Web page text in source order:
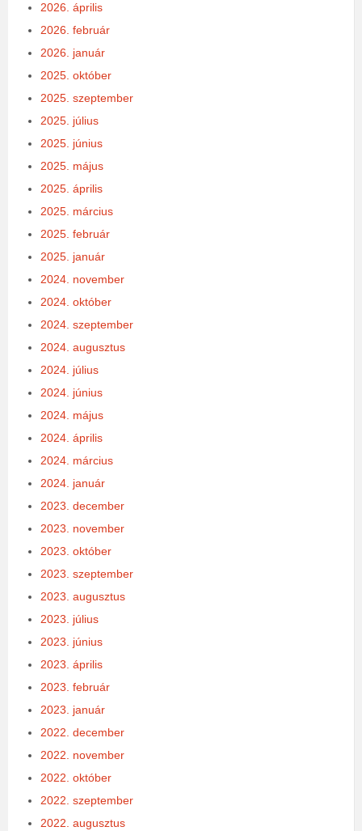
2026. április
2026. február
2026. január
2025. október
2025. szeptember
2025. július
2025. június
2025. május
2025. április
2025. március
2025. február
2025. január
2024. november
2024. október
2024. szeptember
2024. augusztus
2024. július
2024. június
2024. május
2024. április
2024. március
2024. január
2023. december
2023. november
2023. október
2023. szeptember
2023. augusztus
2023. július
2023. június
2023. április
2023. február
2023. január
2022. december
2022. november
2022. október
2022. szeptember
2022. augusztus